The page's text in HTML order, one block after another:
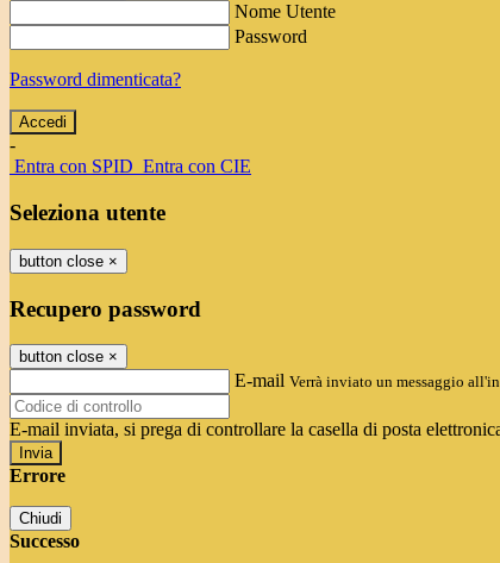
Nome Utente
Password
Password dimenticata?
-
Entra con SPID Entra con CIE
Seleziona utente
button close ×
Recupero password
button close ×
E-mail Verrà inviato un messaggio
E-mail inviata, si prega di controllare la casella di posta
Errore
Chiudi
Successo